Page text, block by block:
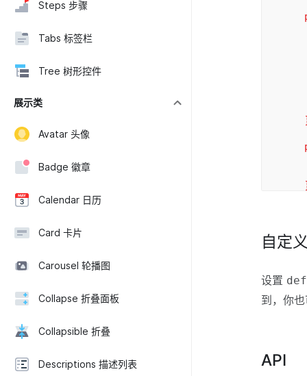
Steps 步骤
Tabs 标签栏
Tree 树形控件
展示类
Avatar 头像
Badge 徽章
Calendar 日历
Card 卡片
Carousel 轮播图
Collapse 折叠面板
Collapsible 折叠
Descriptions 描述列表
自定
设置
到，你
API